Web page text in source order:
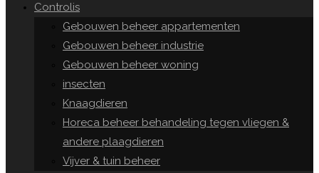
Controlis
Gebouwen beheer appartementen
Gebouwen beheer industrie
Gebouwen beheer woning
insecten
Knaagdieren
Horeca beheer behandeling tegen vliegen &
andere plaagdieren
Vijver & tuin beheer